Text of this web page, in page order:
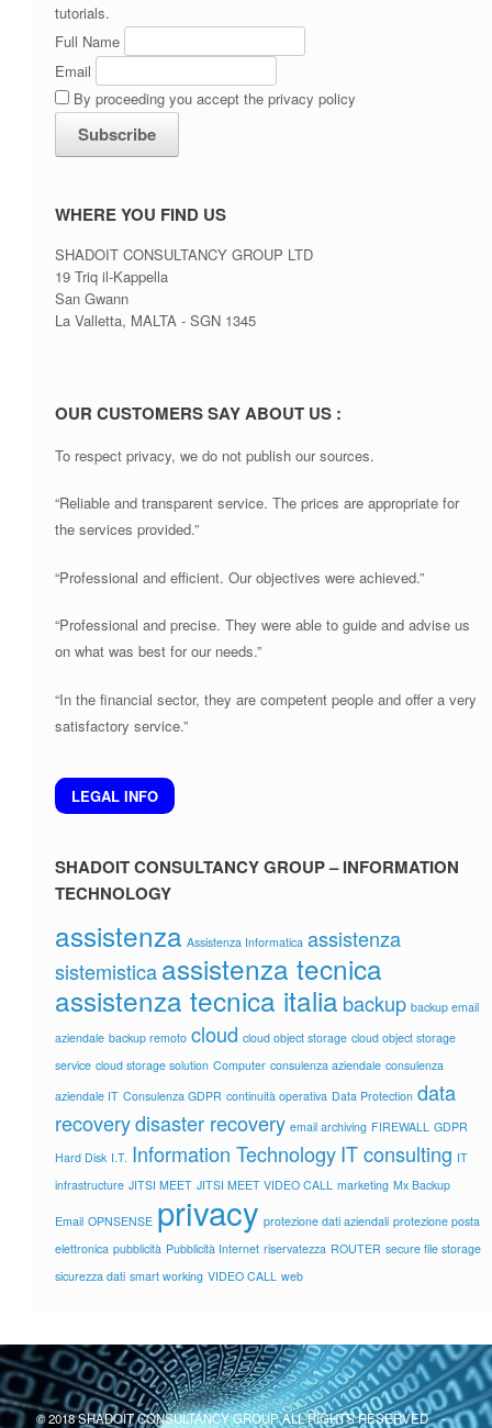
tutorials.
Full Name
Email
By proceeding you accept the privacy policy
WHERE YOU FIND US
SHADOIT CONSULTANCY GROUP LTD
19 Triq il-Kappella
San Gwann
La Valletta, MALTA - SGN 1345
OUR CUSTOMERS SAY ABOUT US :
To respect privacy, we do not publish our sources.
“Reliable and transparent service. The prices are appropriate for
the services provided.”
“Professional and efficient. Our objectives were achieved.”
“Professional and precise. They were able to guide and advise us
on what was best for our needs.”
“In the financial sector, they are competent people and offer a very
satisfactory service.”
LEGAL INFO
SHADOIT CONSULTANCY GROUP – INFORMATION
TECHNOLOGY
assistenza Assistenza Informatica assistenza
sistemisticaassistenza tecnica
assistenza tecnica italia backup backup email
aziendale backup remoto cloud cloud object storage cloud object storage
service cloud storage solution Computer consulenza aziendale consulenza
aziendale IT Consulenza GDPR continuità operativa Data Protection data
recoverydisaster recovery email archiving FIREWALL GDPR
Hard Disk I.T. Information TechnologyIT consulting IT
infrastructure JITSI MEET JITSI MEET VIDEO CALL marketing Mx Backup
Email OPNSENSE privacy protezione dati aziendali protezione posta
elettronica pubblicità Pubblicità Internet riservatezza ROUTER secure file storage
sicurezza dati smart working VIDEO CALL web
© 2018 SHADOIT CONSULTANCY GROUP ALL RIGHTS RESERVED -